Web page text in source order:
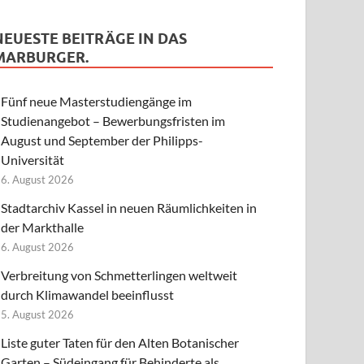
BEITRÄGE IN DAS
Fünf neue Masterstudiengänge im
Studienangebot – Bewerbungsfristen im
August und September der Philipps-
Universität
6. August 2026
Stadtarchiv Kassel in neuen Räumlichkeiten in
der Markthalle
6. August 2026
Verbreitung von Schmetterlingen weltweit
durch Klimawandel beeinflusst
5. August 2026
Liste guter Taten für den Alten Botanischer